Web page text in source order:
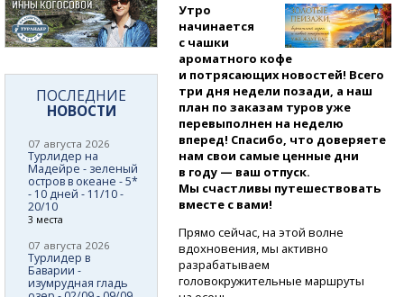
Утро
начинается
с чашки
ароматного кофе
и потрясающих новостей! Всего
три дня недели позади, а наш
план по заказам туров уже
перевыполнен на неделю
вперед! Спасибо, что доверяете
нам свои самые ценные дни
в году — ваш отпуск.
Мы счастливы путешествовать
вместе с вами!
Прямо сейчас, на этой волне
вдохновения, мы активно
разрабатываем
головокружительные маршруты
ПОСЛЕДНИЕ
НОВОСТИ
07 августа 2026
Турлидер на
Мадейре - зеленый
остров в океане - 5*
- 10 дней - 11/10 -
20/10
3 места
07 августа 2026
Турлидер в
Баварии -
изумрудная гладь